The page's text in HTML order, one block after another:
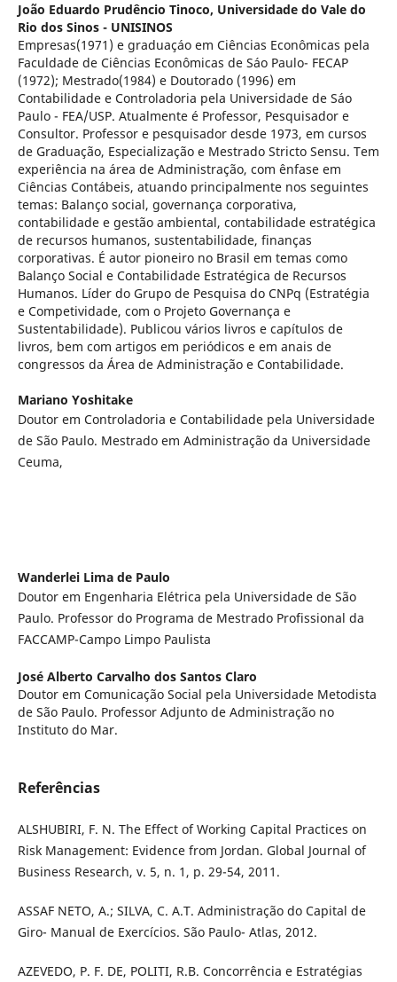
João Eduardo Prudêncio Tinoco, Universidade do Vale do
Rio dos Sinos - UNISINOS
Empresas(1971) e graduaçáo em Ciências Econômicas pela
Faculdade de Ciências Econômicas de Sáo Paulo- FECAP
(1972); Mestrado(1984) e Doutorado (1996) em
Contabilidade e Controladoria pela Universidade de Sáo
Paulo - FEA/USP. Atualmente é Professor, Pesquisador e
Consultor. Professor e pesquisador desde 1973, em cursos
de Graduação, Especialização e Mestrado Stricto Sensu. Tem
experiência na área de Administração, com ênfase em
Ciências Contábeis, atuando principalmente nos seguintes
temas: Balanço social, governança corporativa,
contabilidade e gestão ambiental, contabilidade estratégica
de recursos humanos, sustentabilidade, finanças
corporativas. É autor pioneiro no Brasil em temas como
Balanço Social e Contabilidade Estratégica de Recursos
Humanos. Líder do Grupo de Pesquisa do CNPq (Estratégia
e Competividade, com o Projeto Governança e
Sustentabilidade). Publicou vários livros e capítulos de
livros, bem com artigos em periódicos e em anais de
congressos da Área de Administração e Contabilidade.
Mariano Yoshitake
Doutor em Controladoria e Contabilidade pela Universidade
de São Paulo. Mestrado em Administração da Universidade
Ceuma,
Wanderlei Lima de Paulo
Doutor em Engenharia Elétrica pela Universidade de São
Paulo. Professor do Programa de Mestrado Profissional da
FACCAMP-Campo Limpo Paulista
José Alberto Carvalho dos Santos Claro
Doutor em Comunicação Social pela Universidade Metodista
de São Paulo. Professor Adjunto de Administração no
Instituto do Mar.
Referências
ALSHUBIRI, F. N. The Effect of Working Capital Practices on
Risk Management: Evidence from Jordan. Global Journal of
Business Research, v. 5, n. 1, p. 29-54, 2011.
ASSAF NETO, A.; SILVA, C. A.T. Administração do Capital de
Giro- Manual de Exercícios. São Paulo- Atlas, 2012.
AZEVEDO, P. F. DE, POLITI, R.B. Concorrência e Estratégias